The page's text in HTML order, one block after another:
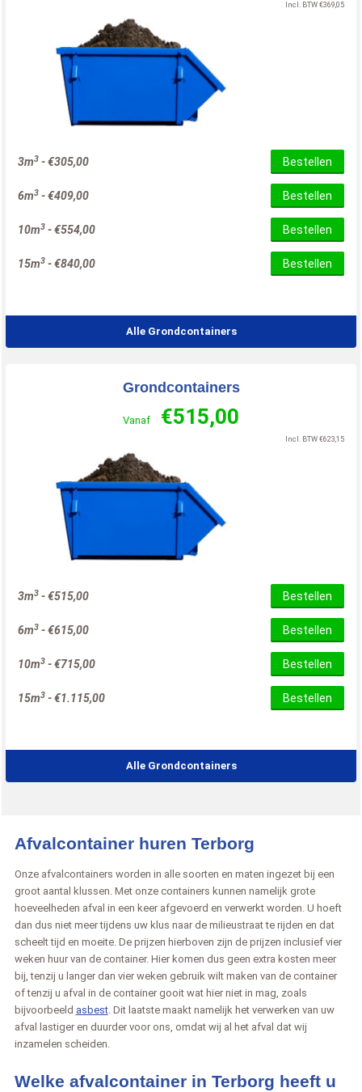
Incl. BTW €369,05
3m3 -€305,00 Bestellen
6m3 -€409,00 Bestellen
10m3 -€554,00 Bestellen
15m3 -€840,00 Bestellen
Alle Grondcontainers
Grondcontainers
Vanaf €515,00
Incl. BTW €623,15
3m3 -€515,00 Bestellen
6m3 -€615,00 Bestellen
10m3 -€715,00 Bestellen
15m3 -€1.115,00 Bestellen
Alle Grondcontainers
Afvalcontainer huren Terborg
Onze afvalcontainers worden in alle soorten en maten ingezet bij een
groot aantal klussen. Met onze containers kunnen namelijk grote
hoeveelheden afval in een keer afgevoerd en verwerkt worden. U hoeft
dan dus niet meer tijdens uw klus naar de milieustraat te rijden en dat
scheelt tijd en moeite. De prijzen hierboven zijn de prijzen inclusief vier
weken huur van de container. Hier komen dus geen extra kosten meer
bij, tenzij u langer dan vier weken gebruik wilt maken van de container
of tenzij u afval in de container gooit wat hier niet in mag, zoals
bijvoorbeeld asbest. Dit laatste maakt namelijk het verwerken van uw
afval lastiger en duurder voor ons, omdat wij al het afval dat wij
inzamelen scheiden.
Welke afvalcontainer in Terborg heeft u